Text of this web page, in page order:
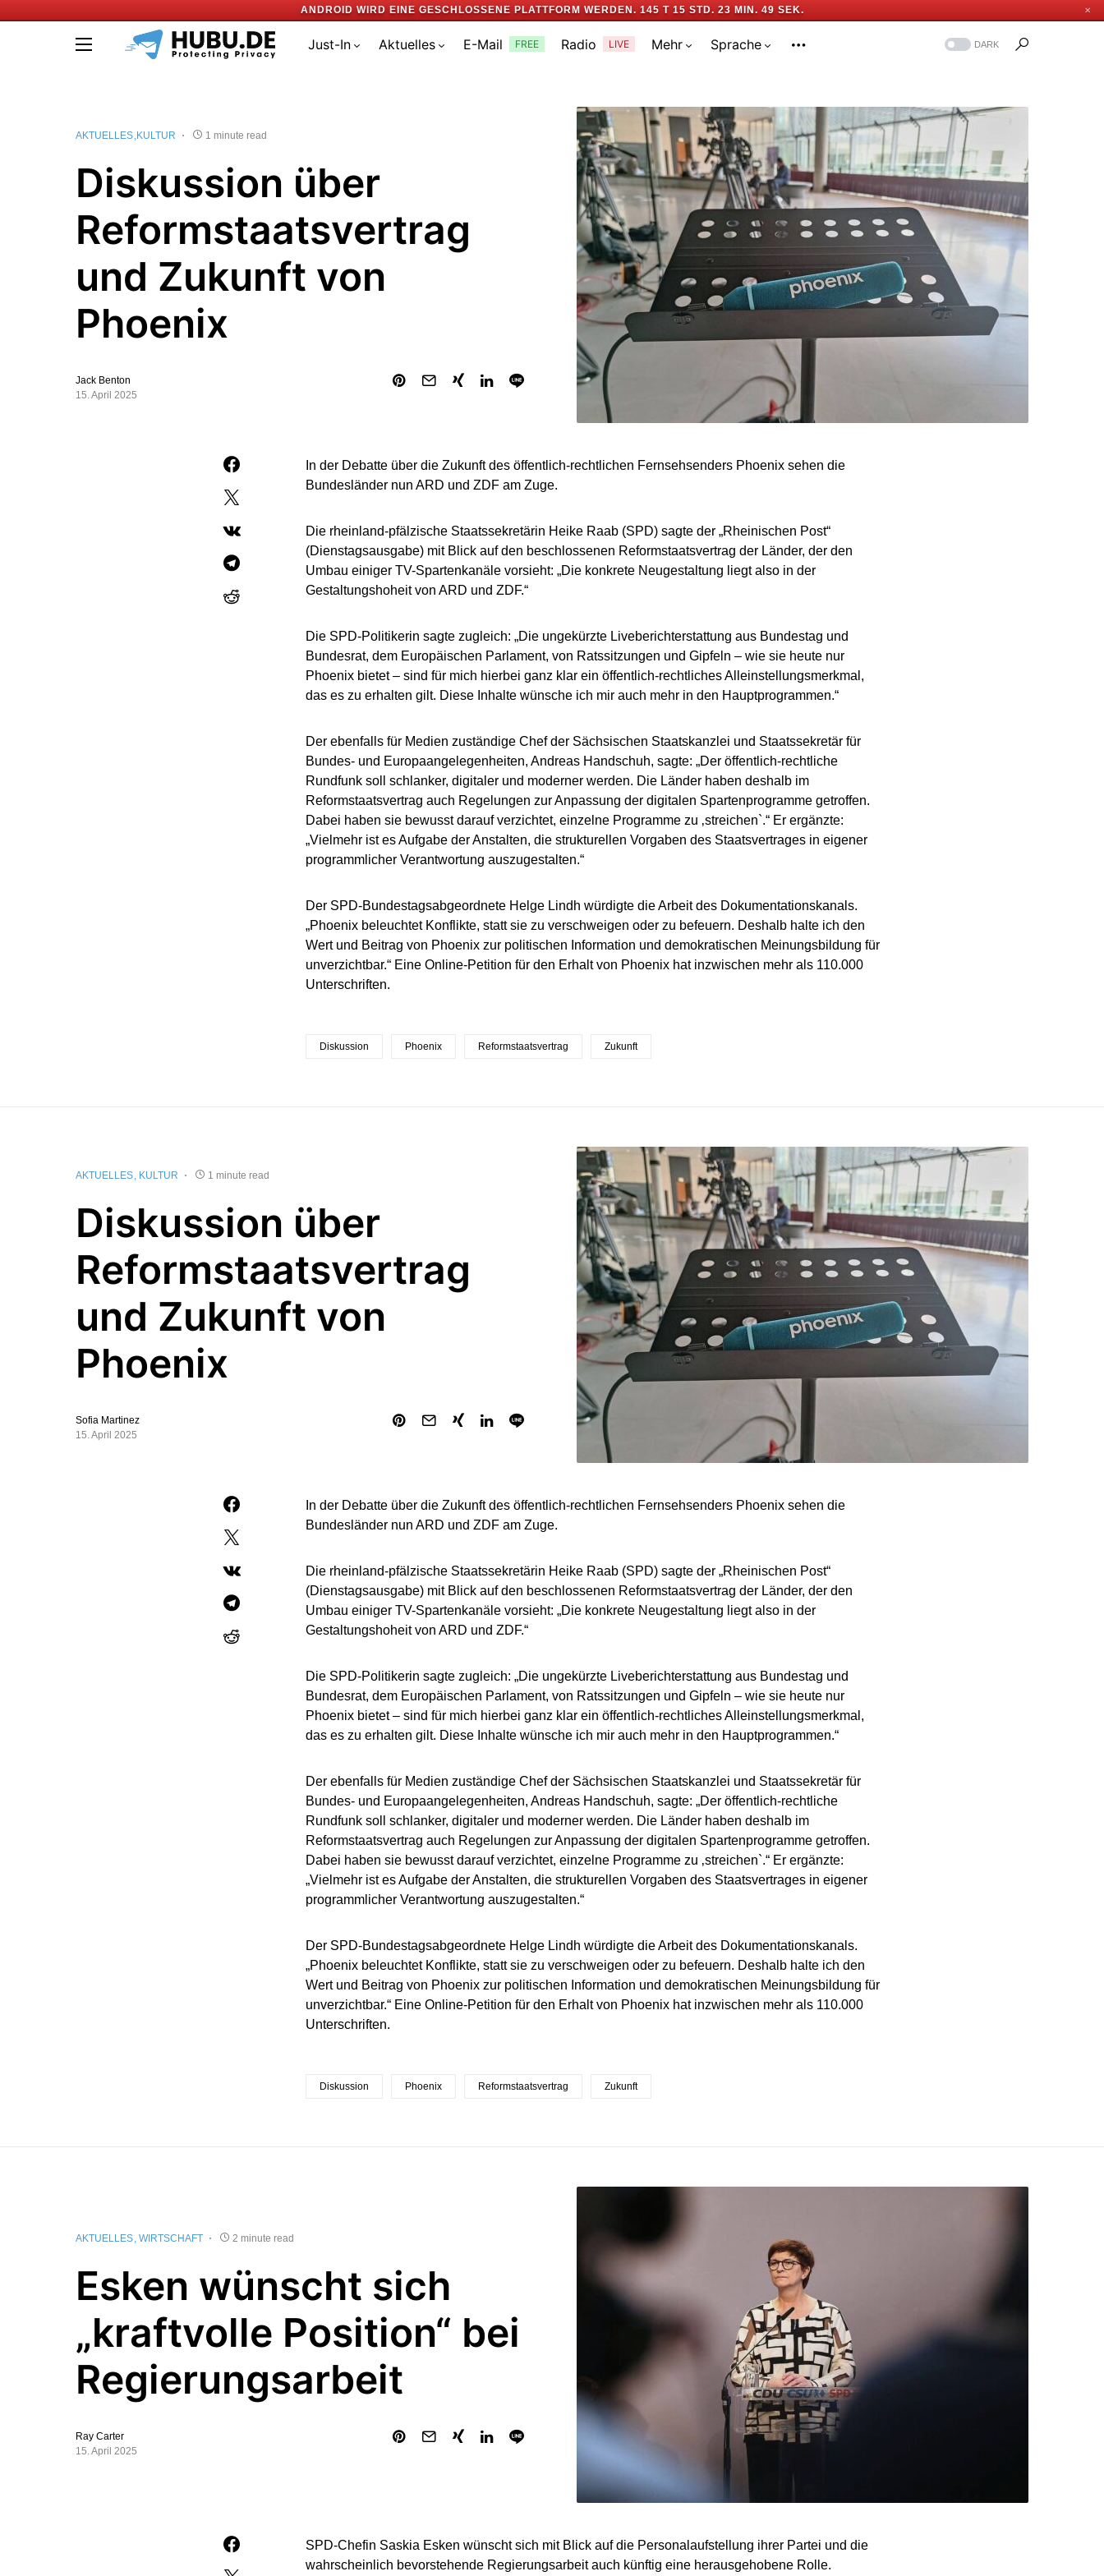
ANDROID WIRD EINE GESCHLOSSENE PLATTFORM WERDEN. 145 T 15 STD. 23 MIN. 48 SEK. ✕
Just-In Aktuelles E-Mail FREE Radio LIVE Mehr Sprache DARK
AKTUELLES KULTUR 1 minute read
Diskussion über
Reformstaatsvertrag
und Zukunft von
Phoenix
Jack Benton
15. April 2025
In der Debatte über die Zukunft des öffentlich-rechtlichen Fernsehsenders Phoenix sehen die
Bundesländer nun ARD und ZDF am Zuge.
Die rheinland-pfälzische Staatssekretärin Heike Raab (SPD) sagte der „Rheinischen Post“
(Dienstagsausgabe) mit Blick auf den beschlossenen Reformstaatsvertrag der Länder, der den
Umbau einiger TV-Spartenkanäle vorsieht: „Die konkrete Neugestaltung liegt also in der
Gestaltungshoheit von ARD und ZDF.“
Die SPD-Politikerin sagte zugleich: „Die ungekürzte Liveberichterstattung aus Bundestag und
Bundesrat, dem Europäischen Parlament, von Ratssitzungen und Gipfeln – wie sie heute nur
Phoenix bietet – sind für mich hierbei ganz klar ein öffentlich-rechtliches Alleinstellungsmerkmal,
das es zu erhalten gilt. Diese Inhalte wünsche ich mir auch mehr in den Hauptprogrammen.“
Der ebenfalls für Medien zuständige Chef der Sächsischen Staatskanzlei und Staatssekretär für
Bundes- und Europaangelegenheiten, Andreas Handschuh, sagte: „Der öffentlich-rechtliche
Rundfunk soll schlanker, digitaler und moderner werden. Die Länder haben deshalb im
Reformstaatsvertrag auch Regelungen zur Anpassung der digitalen Spartenprogramme getroffen.
Dabei haben sie bewusst darauf verzichtet, einzelne Programme zu ‚streichen`.“ Er ergänzte:
„Vielmehr ist es Aufgabe der Anstalten, die strukturellen Vorgaben des Staatsvertrages in eigener
programmlicher Verantwortung auszugestalten.“
Der SPD-Bundestagsabgeordnete Helge Lindh würdigte die Arbeit des Dokumentationskanals.
„Phoenix beleuchtet Konflikte, statt sie zu verschweigen oder zu befeuern. Deshalb halte ich den
Wert und Beitrag von Phoenix zur politischen Information und demokratischen Meinungsbildung für
unverzichtbar.“ Eine Online-Petition für den Erhalt von Phoenix hat inzwischen mehr als 110.000
Unterschriften.
Diskussion Phoenix Reformstaatsvertrag Zukunft
AKTUELLES KULTUR 1 minute read
Diskussion über
Reformstaatsvertrag
und Zukunft von
Phoenix
Sofia Martinez
15. April 2025
In der Debatte über die Zukunft des öffentlich-rechtlichen Fernsehsenders Phoenix sehen die
Bundesländer nun ARD und ZDF am Zuge.
Die rheinland-pfälzische Staatssekretärin Heike Raab (SPD) sagte der „Rheinischen Post“
(Dienstagsausgabe) mit Blick auf den beschlossenen Reformstaatsvertrag der Länder, der den
Umbau einiger TV-Spartenkanäle vorsieht: „Die konkrete Neugestaltung liegt also in der
Gestaltungshoheit von ARD und ZDF.“
Die SPD-Politikerin sagte zugleich: „Die ungekürzte Liveberichterstattung aus Bundestag und
Bundesrat, dem Europäischen Parlament, von Ratssitzungen und Gipfeln – wie sie heute nur
Phoenix bietet – sind für mich hierbei ganz klar ein öffentlich-rechtliches Alleinstellungsmerkmal,
das es zu erhalten gilt. Diese Inhalte wünsche ich mir auch mehr in den Hauptprogrammen.“
Der ebenfalls für Medien zuständige Chef der Sächsischen Staatskanzlei und Staatssekretär für
Bundes- und Europaangelegenheiten, Andreas Handschuh, sagte: „Der öffentlich-rechtliche
Rundfunk soll schlanker, digitaler und moderner werden. Die Länder haben deshalb im
Reformstaatsvertrag auch Regelungen zur Anpassung der digitalen Spartenprogramme getroffen.
Dabei haben sie bewusst darauf verzichtet, einzelne Programme zu ‚streichen`.“ Er ergänzte:
„Vielmehr ist es Aufgabe der Anstalten, die strukturellen Vorgaben des Staatsvertrages in eigener
programmlicher Verantwortung auszugestalten.“
Der SPD-Bundestagsabgeordnete Helge Lindh würdigte die Arbeit des Dokumentationskanals.
„Phoenix beleuchtet Konflikte, statt sie zu verschweigen oder zu befeuern. Deshalb halte ich den
Wert und Beitrag von Phoenix zur politischen Information und demokratischen Meinungsbildung für
unverzichtbar.“ Eine Online-Petition für den Erhalt von Phoenix hat inzwischen mehr als 110.000
Unterschriften.
Diskussion Phoenix Reformstaatsvertrag Zukunft
AKTUELLES WIRTSCHAFT 2 minute read
Esken wünscht sich
„kraftvolle Position“ bei
Regierungsarbeit
Ray Carter
15. April 2025
SPD-Chefin Saskia Esken wünscht sich mit Blick auf die Personalaufstellung ihrer Partei und die
wahrscheinlich bevorstehende Regierungsarbeit auch künftig eine herausgehobene Rolle.